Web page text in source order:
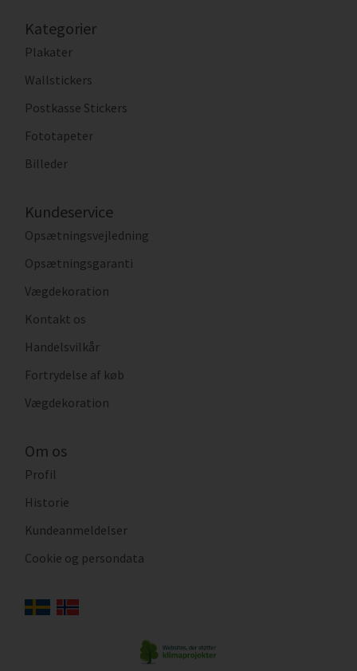
Kategorier
Plakater
Wallstickers
Postkasse Stickers
Fototapeter
Billeder
Kundeservice
Opsætningsvejledning
Opsætningsgaranti
Vægdekoration
Kontakt os
Handelsvilkår
Fortrydelse af køb
Vægdekoration
Om os
Profil
Historie
Kundeanmeldelser
Cookie og persondata